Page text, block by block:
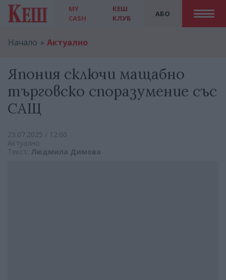
MY
CASH
АБО
КЕШ
КЛУБ
Начало Актуално
Япония сключи мащабно
търговско споразумение със
САЩ
23.07.2025 / 12:00
Актуално
Текст: Людмила Димова